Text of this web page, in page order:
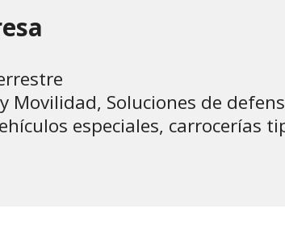
Movilidad, Soluciones de
especiales, carrocerías